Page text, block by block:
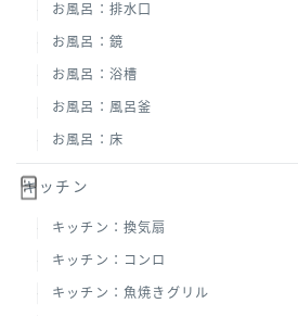
お風呂：排水口
お風呂：鏡
お風呂：浴槽
お風呂：風呂釜
お風呂：床
キッチン
キッチン：換気扇
キッチン：コンロ
キッチン：魚焼きグリル